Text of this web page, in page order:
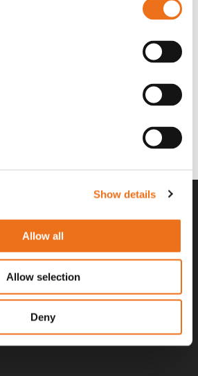
Show details
Allow all
Allow selection
Deny
Lägg till i varukorg
R6/14 Rotor teeth 8t/6k 0Gr/8 R6/14
tillval gäller vid köp av ny maskin. Priserna
produkt, till exempel